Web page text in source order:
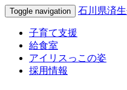
Toggle navigation 石川県済
子育て支援
給食室
アイリスっこの姿
採用情報